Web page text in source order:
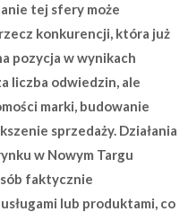
tej sfery może
konkurencji, która już
pozycja w wynikach
liczba odwiedzin, ale
marki, budowanie
sprzedaży. Działania
w Nowym Targu
faktycznie
lub produktami, co